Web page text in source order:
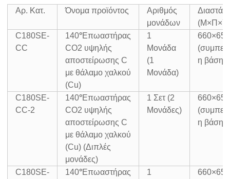
Αρ. Κατ. Όνομα προϊόντος
Αριθμός
μονάδων
C180SE-
CC
140°Επωαστήρας
CO2 υψηλής
αποστείρωσης C
με θάλαμο χαλκού
(Cu)
1
Μονάδα
(1
Μονάδα)
η βάση)
C180SE-
CC-2
140°Επωαστήρας
CO2 υψηλής
αποστείρωσης C
με θάλαμο χαλκού
(Cu) (Διπλές
μονάδες)
1 Σετ (2
Μονάδες)
η βάση)
C180SE-
140°Επωαστήρας
1